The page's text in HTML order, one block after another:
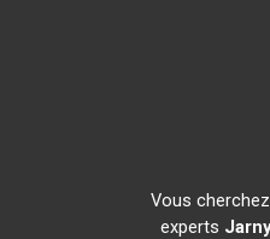
Vous
experts Jarny